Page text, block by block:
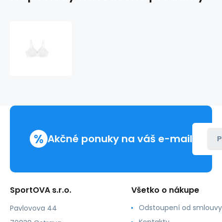
-
% Akčné ponuky na váš e-mail
SportOVA s.r.o.
Pavlovova 44
Všetko o nákupe
Odstoupení od smlouvy